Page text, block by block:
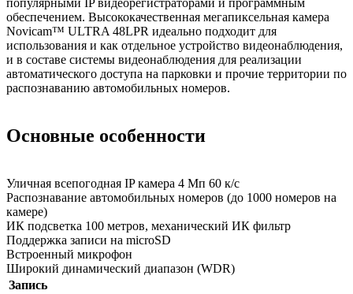
популярными IP видеорегистраторами и программным
обеспечением. Высококачественная мегапиксельная камера
Novicam™ ULTRA 48LPR идеально подходит для
использования и как отдельное устройство видеонаблюдения,
и в составе системы видеонаблюдения для реализации
автоматического доступа на парковки и прочие территории по
распознаванию автомобильных номеров.
Основные особенности
Уличная всепогодная IP камера 4 Мп 60 к/с
Распознавание автомобильных номеров (до 1000 номеров на
камере)
ИК подсветка 100 метров, механический ИК фильтр
Поддержка записи на microSD
Встроенный микрофон
Широкий динамический диапазон (WDR)
Запись